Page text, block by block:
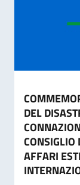
DEL
CONSIGLIO
AFFARI